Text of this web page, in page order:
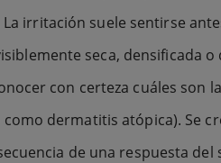
irritación suele sentirse
seca, densificada o
con certeza cuáles son
dermatitis atópica). Se
de una respuesta del